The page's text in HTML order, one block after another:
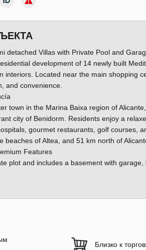
detached Villas with Private Pool and
development of 14 newly built
interiors. Located near the main shopping
and convenience.
town in the Marina Baixa region of
city of Benidorm. Residents enjoy a
gourmet restaurants, golf courses,
beaches of Altea, and 51 km north of
Features
plot and includes a basement with garage,
Близко к